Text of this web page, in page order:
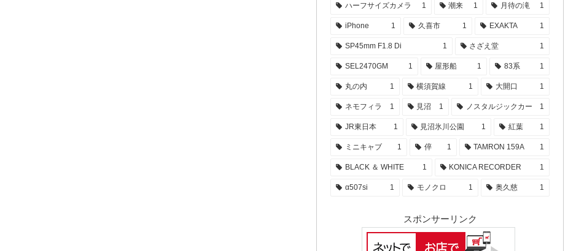
ハーフサイズカメラ 1 潮来 1 月待の滝 1
iPhone 1 久喜市 1 EXAKTA 1
SP45mm F1.8 Di 1 さざえ堂 1
SEL2470GM 1 屋形船 1 83系 1
丸の内 1 横須賀線 1 大開口 1
ネモフィラ 1 見沼 1 ノスタルジックカー 1
JR東日本 1 見沼氷川公園 1 紅葉 1
ミニキャブ 1 倅 1 TAMRON 159A 1
BLACK ＆ WHITE 1 KONICA RECORDER 1
α507si 1 モノクロ 1 奥久慈 1
スポンサーリンク